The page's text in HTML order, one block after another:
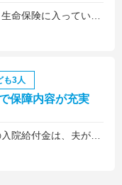
も3人
保障内容が充実